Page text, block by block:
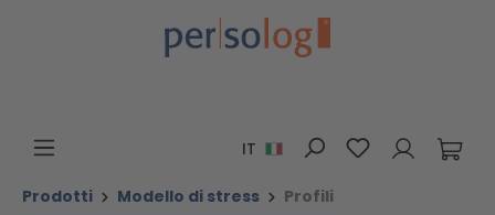
Passa al contenuto principale
IT Hai 0 articoli
Prodotti Modello di stress
Profili